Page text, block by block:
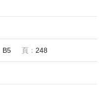
B5 頁： 248